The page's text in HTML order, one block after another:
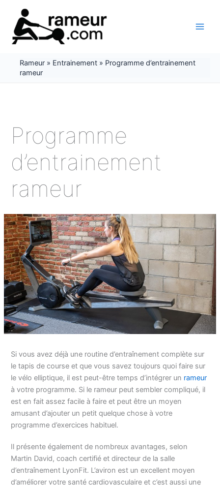
contenu
Rameur » Entrainement » Programme d’entrainement
rameur
Programme
d’entrainement
rameur
Si vous avez déjà une routine d’entraînement complète sur
le tapis de course et que vous savez toujours quoi faire sur
le vélo elliptique, il est peut-être temps d’intégrer un rameur
à votre programme. Si le rameur peut sembler compliqué, il
est en fait assez facile à faire et peut être un moyen
amusant d’ajouter un petit quelque chose à votre
programme d’exercices habituel.
Il présente également de nombreux avantages, selon
Martin David, coach certifié et directeur de la salle
d’entraînement LyonFit. L’aviron est un excellent moyen
d’améliorer votre santé cardiovasculaire et c’est aussi une